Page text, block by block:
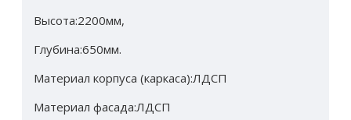
Высота:2200мм,
Глубина:650мм.
Материал корпуса (каркаса):ЛДСП
Материал фасада:ЛДСП